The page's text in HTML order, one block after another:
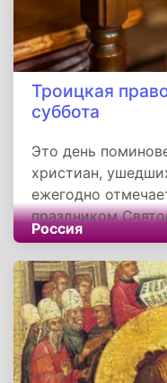
Троицкая
суббота
Это день
христиан,
ежегодно
праздником
основе
молитвенным
духовному
день имеет
укрепляя их в
милосердии.
сохраняет эту
Россия